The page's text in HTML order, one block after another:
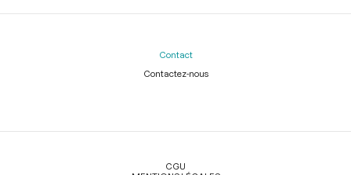
Contact
Contactez-nous
Légal
CGU